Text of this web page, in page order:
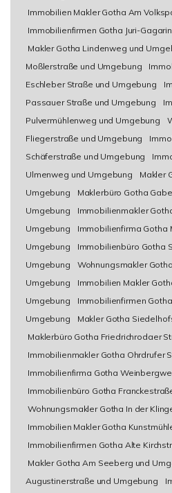
Immobilien Makler Gotha Am
Immobilienfirmen Gotha Juri-
Makler Gotha Lindenweg und
Moßlerstraße und Umgebung
Eschleber Straße und Umgebung
Passauer Straße und Umgebung
Pulvermühlenweg und Umgebung
Fliegerstraße und Umgebung
Schäferstraße und Umgebung
Ulmenweg und Umgebung
Makler
Umgebung
Maklerbüro Gotha
Umgebung
Immobilienmakler
Umgebung
Immobilienfirma Gotha
Umgebung
Immobilienbüro Gotha
Umgebung
Wohnungsmakler
Umgebung
Immobilien Makler
Umgebung
Immobilienfirmen
Umgebung
Makler Gotha
Maklerbüro Gotha Friedrichrodaer
Immobilienmakler Gotha Ohrdrufer
Immobilienfirma Gotha
Immobilienbüro Gotha
Wohnungsmakler Gotha In der
Immobilien Makler Gotha
Immobilienfirmen Gotha Alte
Makler Gotha Am Seeberg und
Augustinerstraße und Umgebung